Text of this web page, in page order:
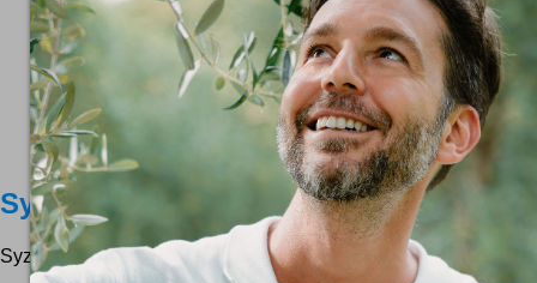
Syzygy
Syzygy c'est joli ! Mais Syzygy c'est quoi ?